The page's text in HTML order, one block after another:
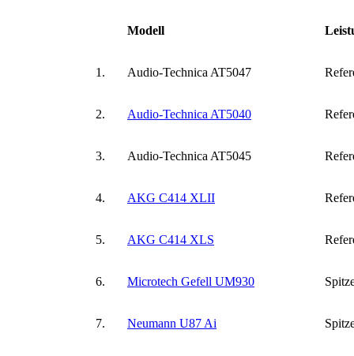
Modell
1. Audio-Technica AT5047
2. Audio-Technica AT5040
3. Audio-Technica AT5045
4. AKG C414 XLII
5. AKG C414 XLS
6. Microtech Gefell UM930
7. Neumann U87 Ai